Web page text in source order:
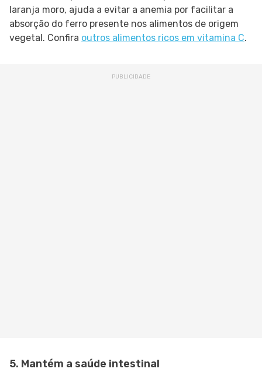
laranja moro, ajuda a evitar a anemia por facilitar a
absorção do ferro presente nos alimentos de origem
vegetal. Confira outros alimentos ricos em vitamina C.
5. Mantém a saúde intestinal